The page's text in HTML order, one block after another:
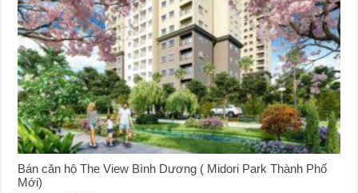
Bán căn hộ The View Bình Dương ( Midori Park Thành Phố
Mới)